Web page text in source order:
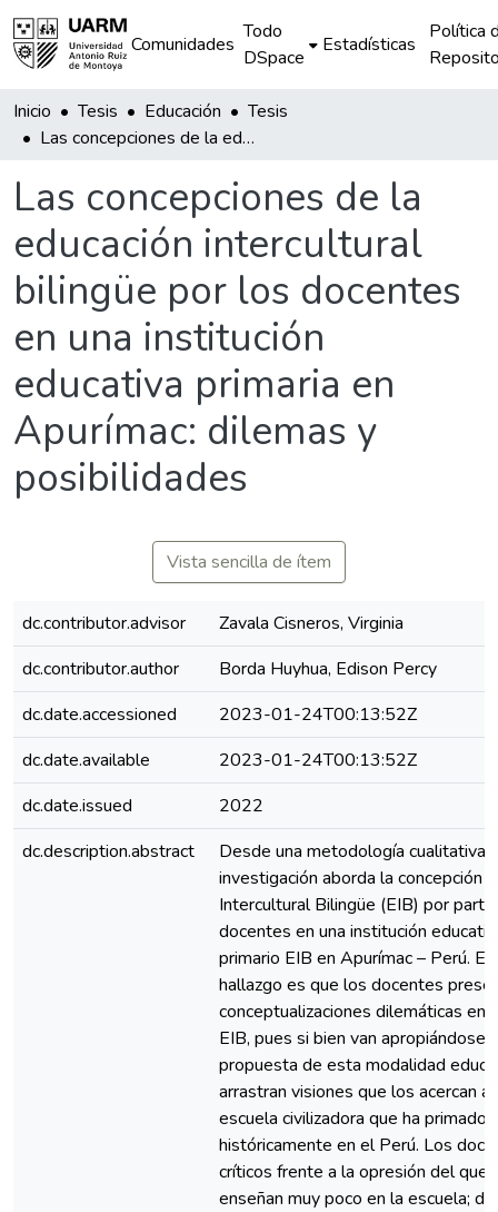
Comunidades
Todo
DSpace
Estadísticas
Política
Inicio Tesis Educación
Tesis
Las concepciones de la educación intercultural bilingüe por los docentes en una institución educativa primaria en Apurímac: dilemas y posibilidades
Las concepciones de la
educación intercultural
bilingüe por los docentes
en una institución
educativa primaria en
Apurímac: dilemas y
posibilidades
Vista sencilla de ítem
dc.contributor.advisor
Zavala Cisneros, Virginia
dc.contributor.author
Borda Huyhua, Edison Percy
dc.date.accessioned
2023-01-24T00:13:52Z
dc.date.available
2023-01-24T00:13:52Z
dc.date.issued
2022
dc.description.abstract
Desde una metodología cualitativa,
investigación aborda la concepción
Intercultural Bilingüe (EIB) por
docentes en una institución
primario EIB en Apurímac – Perú. El
hallazgo es que los docentes
conceptualizaciones dilemáticas en
EIB, pues si bien van apropiándose
propuesta de esta modalidad
arrastran visiones que los acercan
escuela civilizadora que ha primado
históricamente en el Perú. Los
críticos frente a la opresión del
enseñan muy poco en la escuela;